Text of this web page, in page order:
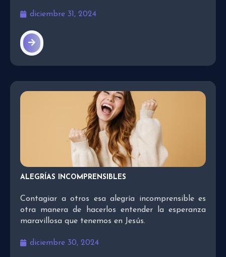
diciembre 31, 2024
ALEGRÍAS INCOMPRENSIBLES
Contagiar a otros esa alegría incomprensible es
otra manera de hacerlos entender la esperanza
maravillosa que tenemos en Jesús.
diciembre 30, 2024